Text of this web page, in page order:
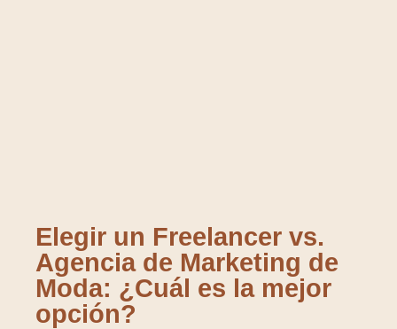
Elegir un Freelancer vs.
Agencia de Marketing de
Moda: ¿Cuál es la mejor
opción?